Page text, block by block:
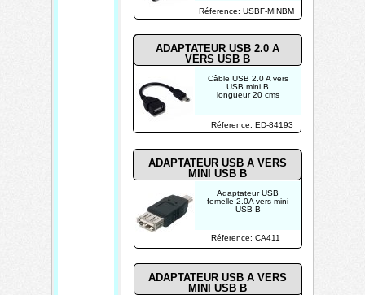
ADAPTATEUR USB 2.0 A
VERS USB B
ADAPTATEUR USB A VERS
MINI USB B
ADAPTATEUR USB A VERS
MINI USB B
Réference: ED-84193
Réference: CA411
Réference: USBF-MINBM
Câble USB 2.0 A vers
USB mini B
longueur 20 cms
Adaptateur USB
femelle 2.0A vers mini
USB B